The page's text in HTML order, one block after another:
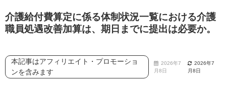
介護給付費算定に係る体制状況一覧における介護
職員処遇改善加算は、期日までに提出は必要か。
本記事はアフィリエイト・プロモーショ
ンを含みます
2026年7
月8日
2026年7
月8日